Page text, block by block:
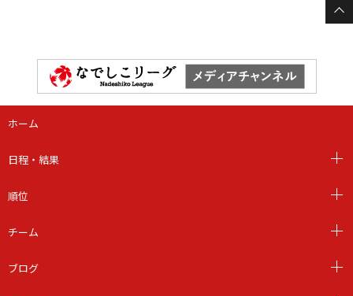
ホーム
日程・結果
順位
チーム
ブログ